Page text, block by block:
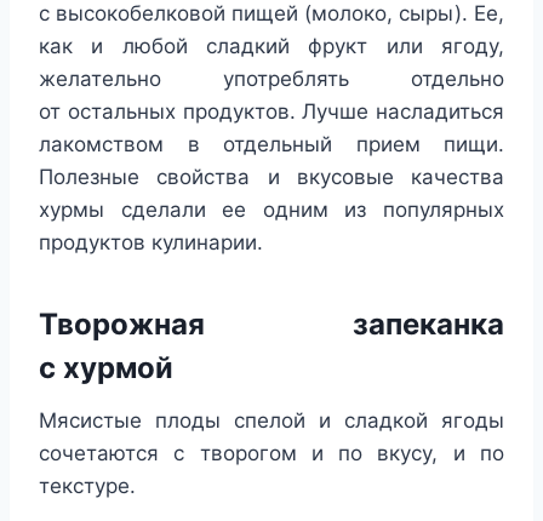
с высокобелковой пищей (молоко, сыры). Ее,
как и любой сладкий фрукт или ягоду,
желательно употреблять отдельно
от остальных продуктов. Лучше насладиться
лакомством в отдельный прием пищи.
Полезные свойства и вкусовые качества
хурмы сделали ее одним из популярных
продуктов кулинарии.
Творожная запеканка
с хурмой
Мясистые плоды спелой и сладкой ягоды
сочетаются с творогом и по вкусу, и по
текстуре.